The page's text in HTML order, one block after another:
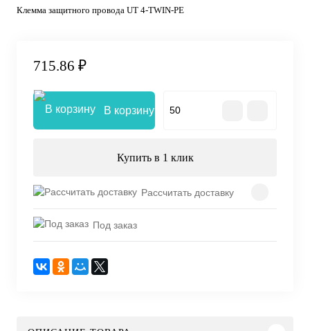
Клемма защитного провода UT 4-TWIN-PE
715.86 ₽
В корзину
Купить в 1 клик
Рассчитать доставку
Под заказ